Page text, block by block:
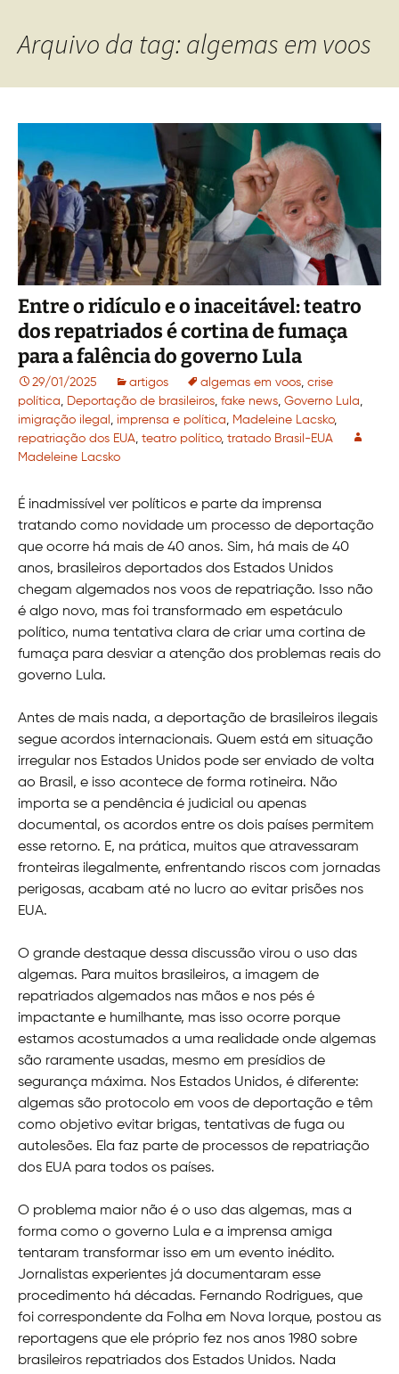
Arquivo da tag: algemas em voos
Entre o ridículo e o inaceitável: teatro
dos repatriados é cortina de fumaça
para a falência do governo Lula
29/01/2025 artigos algemas em voos, crise
política, Deportação de brasileiros, fake news, Governo Lula,
imigração ilegal , imprensa e política, Madeleine Lacsko,
repatriação dos EUA, teatro político, tratado Brasil-EUA
Madeleine Lacsko
É inadmissível ver políticos e parte da imprensa
tratando como novidade um processo de deportação
que ocorre há mais de 40 anos. Sim, há mais de 40
anos, brasileiros deportados dos Estados Unidos
chegam algemados nos voos de repatriação. Isso não
é algo novo, mas foi transformado em espetáculo
político, numa tentativa clara de criar uma cortina de
fumaça para desviar a atenção dos problemas reais do
governo Lula.
Antes de mais nada, a deportação de brasileiros ilegais
segue acordos internacionais. Quem está em situação
irregular nos Estados Unidos pode ser enviado de volta
ao Brasil, e isso acontece de forma rotineira. Não
importa se a pendência é judicial ou apenas
documental, os acordos entre os dois países permitem
esse retorno. E, na prática, muitos que atravessaram
fronteiras ilegalmente, enfrentando riscos com jornadas
perigosas, acabam até no lucro ao evitar prisões nos
EUA.
O grande destaque dessa discussão virou o uso das
algemas. Para muitos brasileiros, a imagem de
repatriados algemados nas mãos e nos pés é
impactante e humilhante, mas isso ocorre porque
estamos acostumados a uma realidade onde algemas
são raramente usadas, mesmo em presídios de
segurança máxima. Nos Estados Unidos, é diferente:
algemas são protocolo em voos de deportação e têm
como objetivo evitar brigas, tentativas de fuga ou
autolesões. Ela faz parte de processos de repatriação
dos EUA para todos os países.
O problema maior não é o uso das algemas, mas a
forma como o governo Lula e a imprensa amiga
tentaram transformar isso em um evento inédito.
Jornalistas experientes já documentaram esse
procedimento há décadas. Fernando Rodrigues, que
foi correspondente da Folha em Nova Iorque, postou as
reportagens que ele próprio fez nos anos 1980 sobre
brasileiros repatriados dos Estados Unidos. Nada